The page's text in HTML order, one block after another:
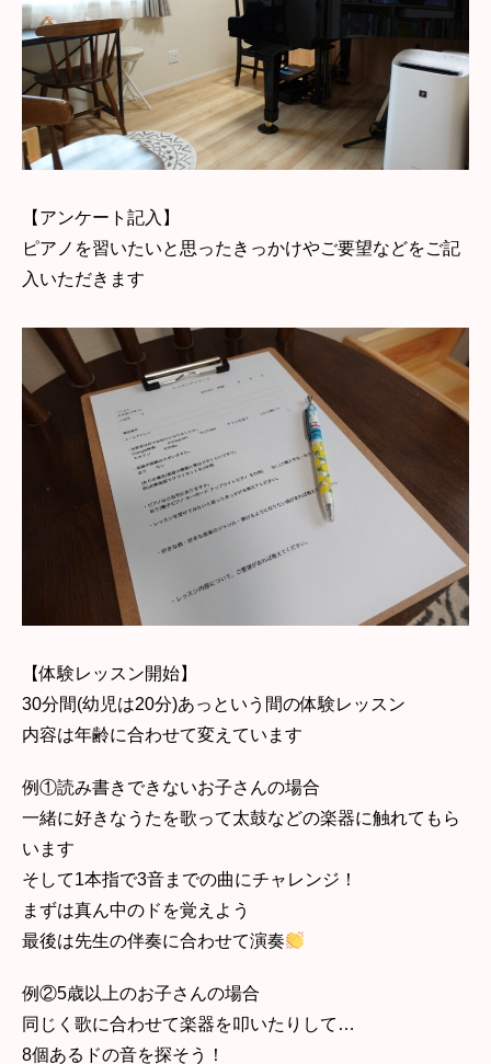
【アンケート記入】
ピアノを習いたいと思ったきっかけやご要望などをご記
入いただきます
【体験レッスン開始】
30分間(幼児は20分)あっという間の体験レッスン
内容は年齢に合わせて変えています
例①読み書きできないお子さんの場合
一緒に好きなうたを歌って太鼓などの楽器に触れてもら
います
そして1本指で3音までの曲にチャレンジ！
まずは真ん中のドを覚えよう
最後は先生の伴奏に合わせて演奏
例②5歳以上のお子さんの場合
同じく歌に合わせて楽器を叩いたりして…
8個あるドの音を探そう！